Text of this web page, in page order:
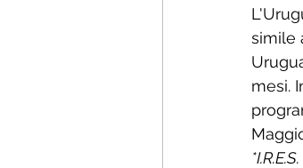
simile
mesi.